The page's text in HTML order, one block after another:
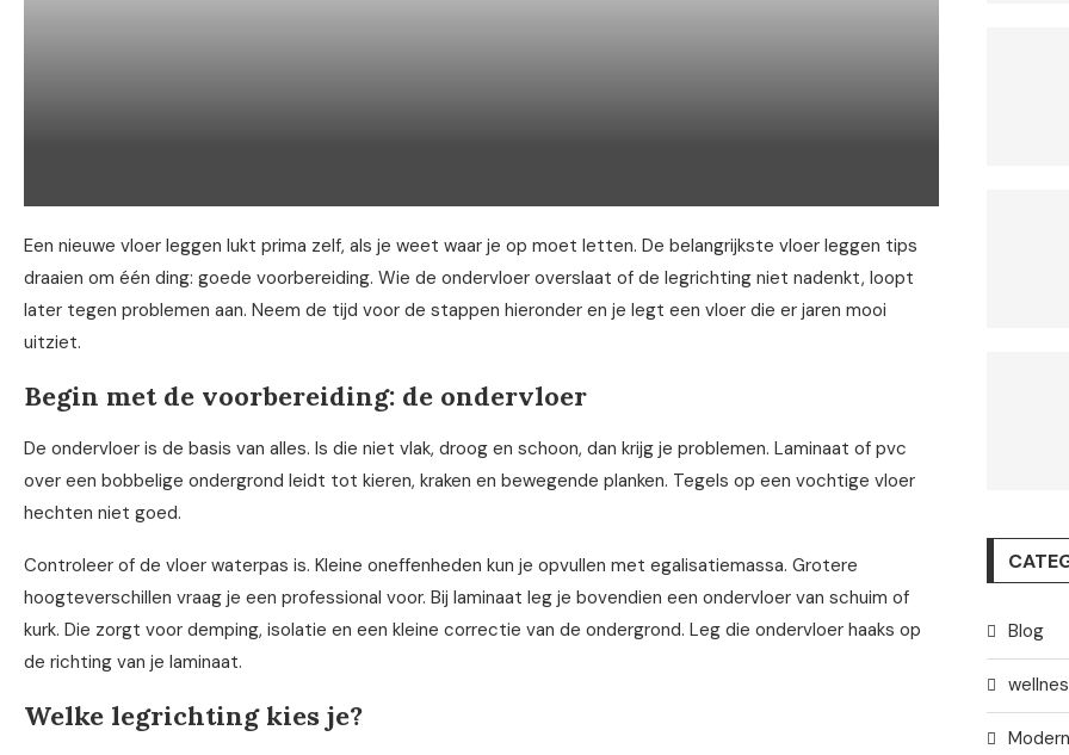
Een nieuwe vloer leggen lukt prima zelf, als je weet waar je op moet letten. De belangrijkste vloer leggen tips
draaien om één ding: goede voorbereiding. Wie de ondervloer overslaat of de legrichting niet nadenkt, loopt
later tegen problemen aan. Neem de tijd voor de stappen hieronder en je legt een vloer die er jaren mooi
uitziet.
Begin met de voorbereiding: de ondervloer
De ondervloer is de basis van alles. Is die niet vlak, droog en schoon, dan krijg je problemen. Laminaat of pvc
over een bobbelige ondergrond leidt tot kieren, kraken en bewegende planken. Tegels op een vochtige vloer
hechten niet goed.
Controleer of de vloer waterpas is. Kleine oneffenheden kun je opvullen met egalisatiemassa. Grotere
hoogteverschillen vraag je een professional voor. Bij laminaat leg je bovendien een ondervloer van schuim of
kurk. Die zorgt voor demping, isolatie en een kleine correctie van de ondergrond. Leg die ondervloer haaks op
de richting van je laminaat.
Welke legrichting kies je?
Blog